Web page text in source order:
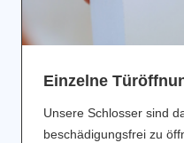
Einzelne
Unsere Schlosser sind
beschädigungsfrei zu